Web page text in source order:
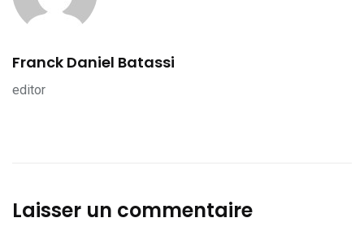
Franck Daniel Batassi
editor
Laisser un commentaire